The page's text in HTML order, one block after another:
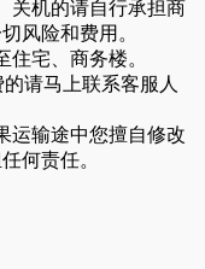
关机的请自行承担商
风险和费用。
宅、商务楼。
请马上联系客服人
运输途中您擅自修改
何责任。